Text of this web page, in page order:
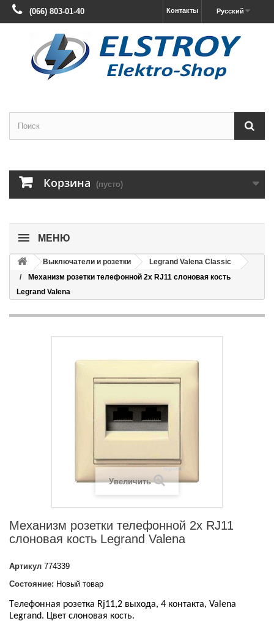
Русский
Контакты
(066) 803-01-40
Корзина (пусто)
МЕНЮ
Выключатели и розетки
Legrand Valena Classic
Механизм розетки телефонной 2х RJ11 слоновая кость
Legrand Valena
Увеличить
Механизм розетки телефонной 2х RJ11
слоновая кость Legrand Valena
Артикул 774339
Состояние: Новый товар
Телефонная розетка Rj11,2 выхода, 4 контакта, Valena
Legrand. Цвет слоновая кость.